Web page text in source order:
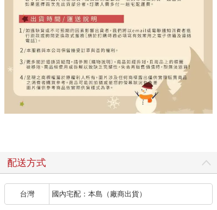
配送方式
台灣 國內宅配：本島（廠商出貨）